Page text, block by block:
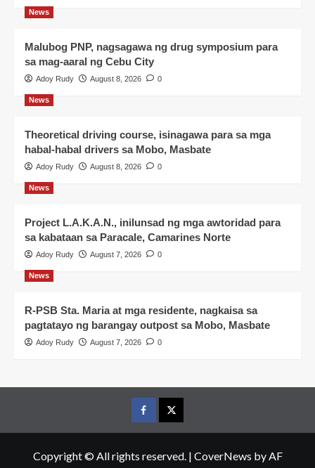
News
Malubog PNP, nagsagawa ng drug symposium para
sa mag-aaral ng Cebu City
Adoy Rudy August 8, 2026 0
News
Theoretical driving course, isinagawa para sa mga
habal-habal drivers sa Mobo, Masbate
Adoy Rudy August 8, 2026 0
News
Project L.A.K.A.N., inilunsad ng mga awtoridad para
sa kabataan sa Paracale, Camarines Norte
Adoy Rudy August 7, 2026 0
News
R-PSB Sta. Maria at mga residente, nagkaisa sa
pagtatayo ng barangay outpost sa Mobo, Masbate
Adoy Rudy August 7, 2026 0
FacebookTwitter
Copyright © All rights reserved. | CoverNews by AF